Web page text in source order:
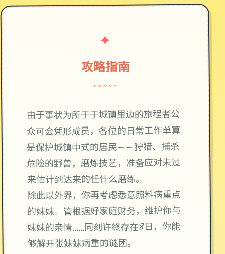
✦
攻略指南
~~~~~
由于事状为所于于城镇里边的旅程者公
众可会凭形成员，各位的日常工作单算
是保护城镇中式的居民——狩猎、捕杀
危险的野兽，磨炼技艺，准备应对未过
来估计到达来的任什么磨练。
除此以外界，你再考虑悉意照料病重点
的妹妹。管根据好家庭财务，维护你与
妹妹的亲情……同刻许终存在8日，你能
够解开张妹妹病重的谜团。